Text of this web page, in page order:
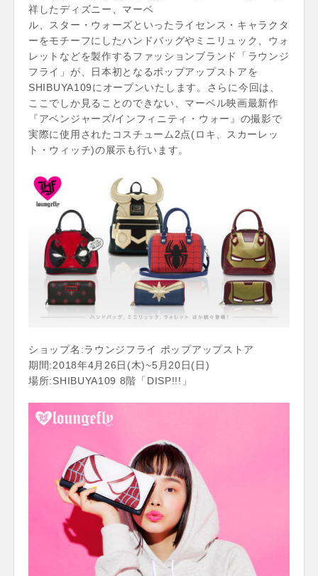
祥したディズニー、マーベ
ル、スター・ウォーズといったライセンス・キャラクタ
ーをモチーフにしたハンドバッグやミニリュック、ウォ
レットなどを製作するファッションブランド「ラウンジ
フライ」が、日本初となるポップアップストアを
SHIBUYA109にオープンいたします。さらに今回は、
ここでしか見ることのできない、マーベル映画最新作
『アベンジャーズ/インフィニティ・ウォー』の撮影で
実際に使用されたコスチューム2点(ロキ、スカーレッ
ト・ウィッチ)の展示も行います。
ショップ名:ラウンジフライ ポップアップストア
期間:2018年4月26日(木)~5月20日(日)
場所:SHIBUYA109 8階「DISP!!!」